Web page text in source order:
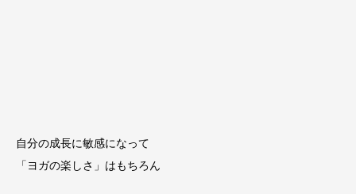
自分の成長に敏感になって
「ヨガの楽しさ」はもちろん